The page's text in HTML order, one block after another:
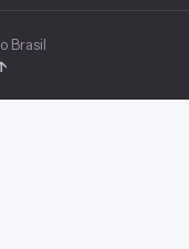
Brasil